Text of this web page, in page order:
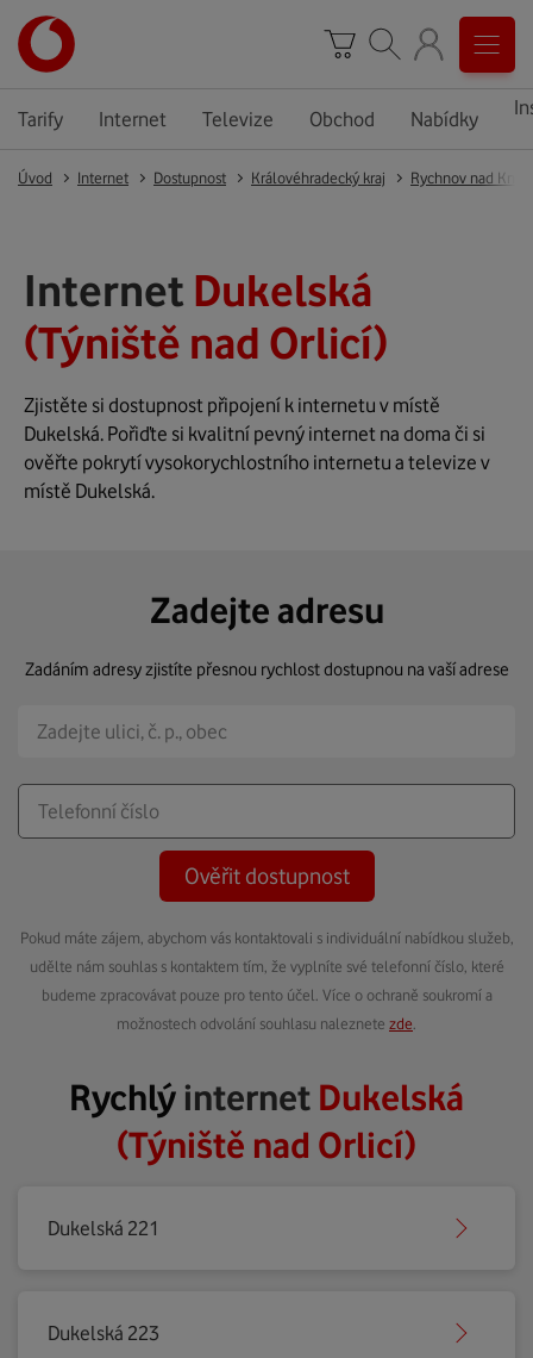
Tarify Internet Televize Obchod Nabídky
Úvod Internet Dostupnost Královéhradecký kraj Rychnov nad
Internet Dukelská
(Týniště nad Orlicí)
Zjistěte si dostupnost připojení k internetu v místě
Dukelská. Pořiďte si kvalitní pevný internet na doma či si
ověřte pokrytí vysokorychlostního internetu a televize v
místě Dukelská.
Zadejte adresu
Zadáním adresy zjistíte přesnou rychlost dostupnou na vaší adrese
Ověřit dostupnost
Pokud máte zájem, abychom vás kontaktovali s individuální nabídkou služeb,
udělte nám souhlas s kontaktem tím, že vyplníte své telefonní číslo, které
budeme zpracovávat pouze pro tento účel. Více o ochraně soukromí a
možnostech odvolání souhlasu naleznete zde
Rychlýinternet Dukelská
(Týniště nad Orlicí)
Dukelská 221
Dukelská 223